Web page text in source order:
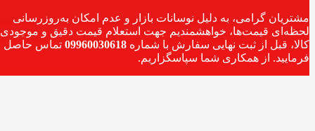
مشتریان گرامی، به دلیل نوسانات بازار و عدم امکان به‌روزرسانی
لحظه‌ای قیمت‌ها، خواهشمندیم جهت استعلام قیمت دقیق و موجودی
کالا، قبل از ثبت نهایی سفارش با شماره 09960030618 تماس حاصل
فرمایید. از همکاری شما سپاسگزاریم.